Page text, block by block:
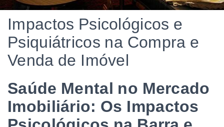
Impactos Psicológicos e
Psiquiátricos na Compra e
Venda de Imóvel
Saúde Mental no Mercado
Imobiliário: Os Impactos